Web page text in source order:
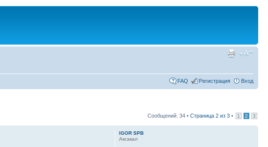
FAQ Регистрация Вход
Сообщений: 34 • Страница 2 из 3 • 1 2 3
IGOR SPB
Аксакал